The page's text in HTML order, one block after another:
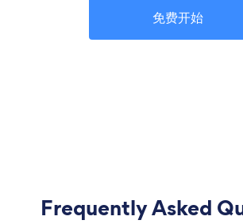
免费开始
Frequently Asked